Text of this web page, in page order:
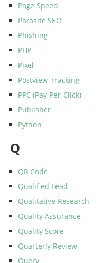
Page Speed
Parasite SEO
Phishing
PHP
Pixel
Postview-Tracking
PPC (Pay-Per-Click)
Publisher
Python
Q
QR Code
Qualified Lead
Qualitative Research
Quality Assurance
Quality Score
Quarterly Review
Query